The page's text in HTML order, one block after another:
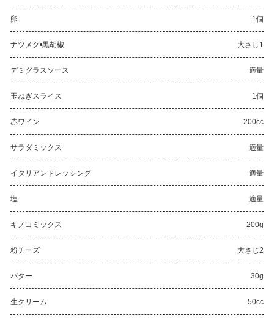
卵 1個
ナツメグ•黒胡椒 大さじ1
デミグラスソース 適量
玉ねぎスライス 1個
赤ワイン 200cc
サラダミックス 適量
イタリアンドレッシング 適量
塩 適量
キノコミックス 200g
粉チーズ 大さじ2
バター 30g
生クリーム 50cc